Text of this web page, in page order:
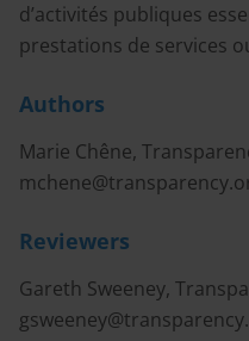
d’activités publiques
prestations de services
Authors
Marie Chêne,
Reviewers
Gareth Sweeney,